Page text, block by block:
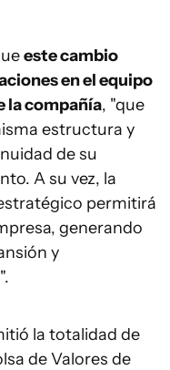
este cambio
en el equipo
la compañía, "que
estructura y
de su
A su vez, la
permitirá
generando
y
la totalidad de
de Valores de